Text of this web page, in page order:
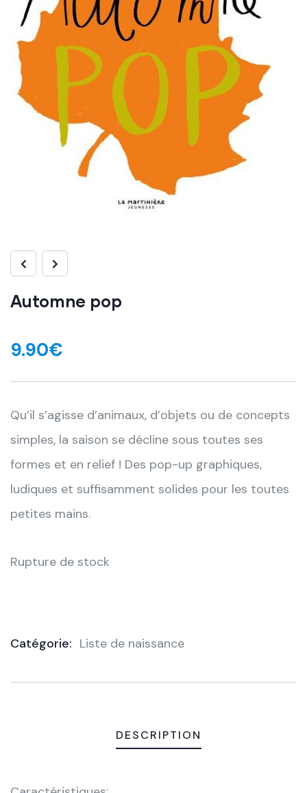
Automne pop
9.90€
Qu’il s’agisse d’animaux, d’objets ou de concepts
simples, la saison se décline sous toutes ses
formes et en relief ! Des pop-up graphiques,
ludiques et suffisamment solides pour les toutes
petites mains.
Rupture de stock
Catégorie: Liste de naissance
DESCRIPTION